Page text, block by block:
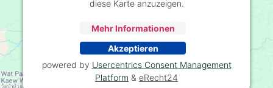
diese Karte anzuzeigen.
Mehr Informationen
Akzeptieren
powered by Usercentrics Consent Management
Platform & eRecht24